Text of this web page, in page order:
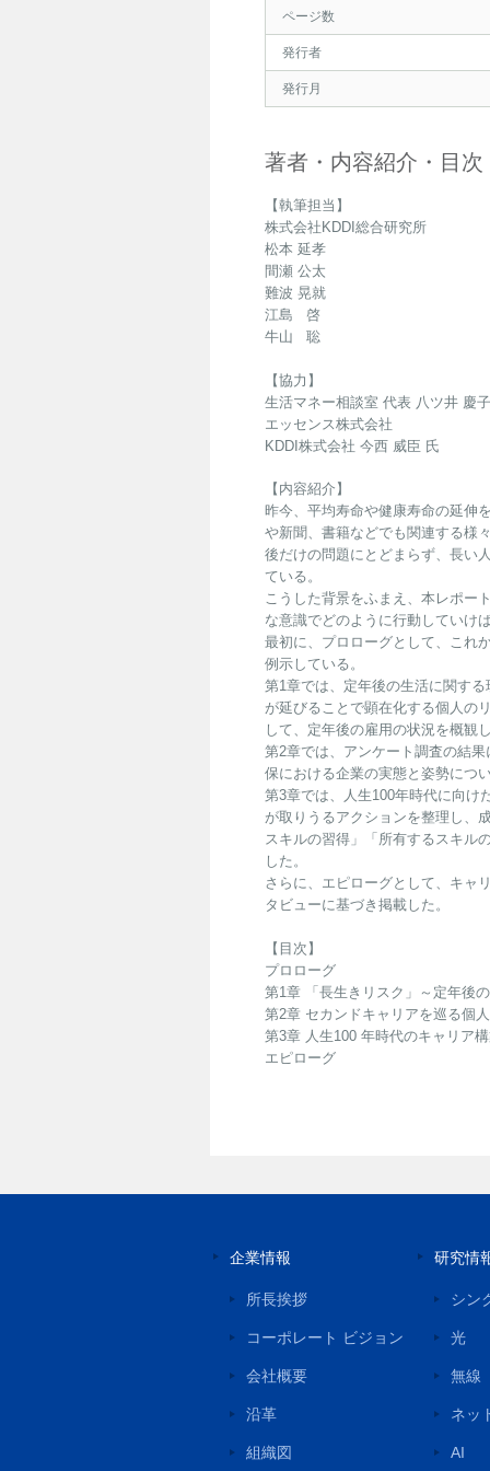
ページ数
発行者
発行月
著者・内容紹介・目次
【執筆担当】
株式会社KDDI総合研究所
松本 延孝
間瀬 公太
難波 晃就
江島 啓
牛山 聡
【協力】
生活マネー相談室 代表 八ツ井 慶
エッセンス株式会社
KDDI株式会社 今西 威臣 氏
【内容紹介】
昨今、平均寿命や健康寿命の延伸
や新聞、書籍などでも関連する様
後だけの問題にとどまらず、長い
ている。
こうした背景をふまえ、本レポー
な意識でどのように行動していけ
最初に、プロローグとして、これ
例示している。
第1章では、定年後の生活に関す
が延びることで顕在化する個人の
して、定年後の雇用の状況を概観
第2章では、アンケート調査の結
保における企業の実態と姿勢につ
第3章では、人生100年時代に向け
が取りうるアクションを整理し、
スキルの習得」「所有するスキル
した。
さらに、エピローグとして、キャ
タビューに基づき掲載した。
【目次】
プロローグ
第1章 「長生きリスク」～定年後
第2章 セカンドキャリアを巡る個
第3章 人生100 年時代のキャリア
エピローグ
企業情報
所長挨拶
コーポレート ビジョン
会社概要
沿革
組織図
研究情
シン
光
無線
ネッ
AI